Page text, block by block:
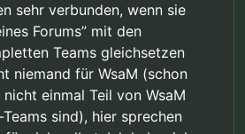
sehr verbunden, wenn sie
Forums” mit den
Teams gleichsetzen
niemand für WsaM (schon
einmal Teil von WsaM
sind), hier sprechen